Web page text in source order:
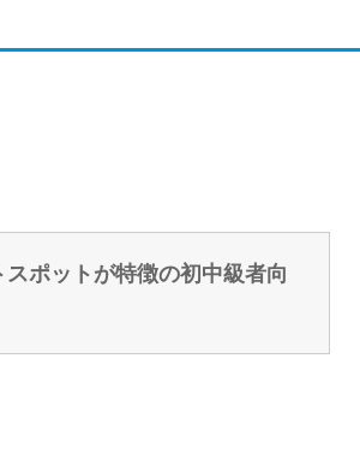
ポットが特徴の初中級者向